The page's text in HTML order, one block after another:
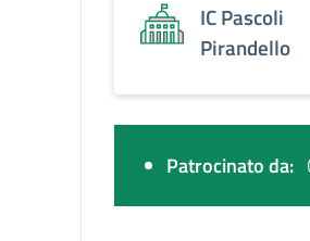
IC Pascoli
Pirandello
Patrocinato da: